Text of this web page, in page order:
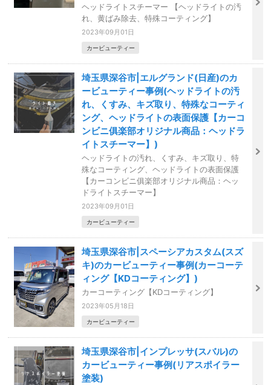
ヘッドライトスチーマー 【ヘッドライトの汚
れ、黄ばみ除去、特殊コーティング】
2023年09月01日
カービューティー
埼玉県深谷市|エルグランド(日産)のカ
ービューティー事例(ヘッドライトの汚
れ、くすみ、キズ取り、特殊なコーティ
ング、ヘッドライトの表面保護【カーコ
ンビニ俱楽部オリジナル商品：ヘッドラ
イトスチーマー】)
ヘッドライトの汚れ、くすみ、キズ取り、特
殊なコーティング、ヘッドライトの表面保護
【カーコンビニ俱楽部オリジナル商品：ヘッ
ドライトスチーマー】
2023年09月01日
カービューティー
埼玉県深谷市|スペーシアカスタム(スズ
キ)のカービューティー事例(カーコーテ
ィング【KDコーティング】)
カーコーティング【KDコーティング】
2023年05月18日
カービューティー
埼玉県深谷市|インプレッサ(スバル)の
カービューティー事例(リアスポイラー
塗装)